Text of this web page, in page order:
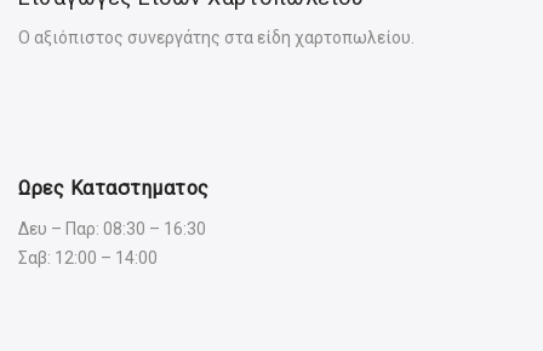
Ο αξιόπιστος συνεργάτης στα είδη χαρτοπωλείου.
Ωρες Καταστηματος
Δευ – Παρ: 08:30 – 16:30
Σαβ: 12:00 – 14:00